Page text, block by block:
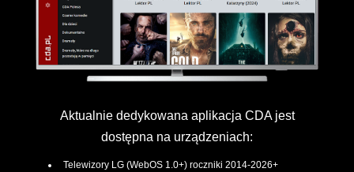
Aktualnie dedykowana aplikacja CDA jest
dostępna na urządzeniach:
Telewizory LG (WebOS 1.0+) roczniki 2014-2026+